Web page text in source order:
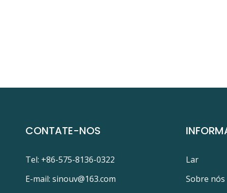
CONTATE-NOS
Tel: +86-575-8136-0322
E-mail: sinouv@163.com
Lar
Sobre nós